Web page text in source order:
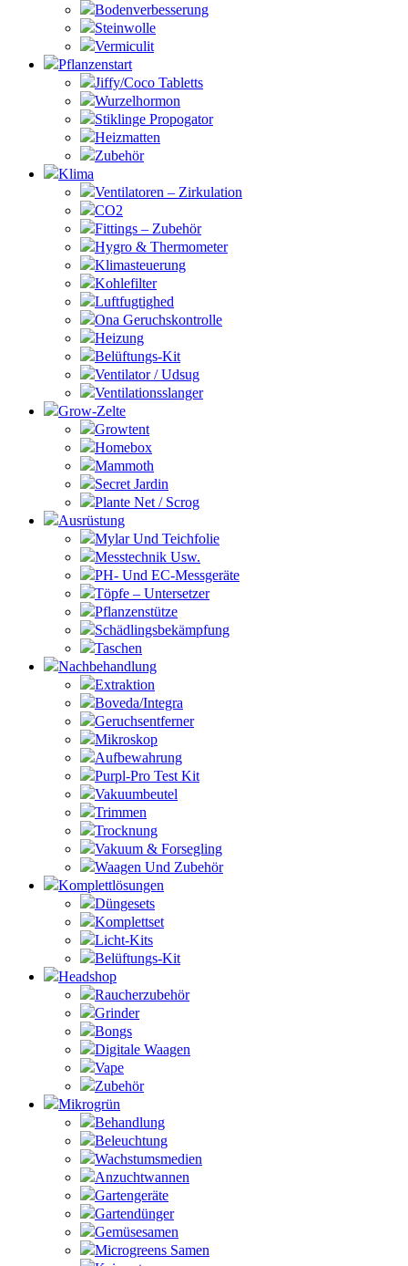
Bodenverbesserung
Steinwolle
Vermiculit
Pflanzenstart
Jiffy/Coco Tabletts
Wurzelhormon
Stiklinge Propogator
Heizmatten
Zubehör
Klima
Ventilatoren – Zirkulation
CO2
Fittings – Zubehör
Hygro & Thermometer
Klimasteuerung
Kohlefilter
Luftfugtighed
Ona Geruchskontrolle
Heizung
Belüftungs-Kit
Ventilator / Udsug
Ventilationsslanger
Grow-Zelte
Growtent
Homebox
Mammoth
Secret Jardin
Plante Net / Scrog
Ausrüstung
Mylar Und Teichfolie
Messtechnik Usw.
PH- Und EC-Messgeräte
Töpfe – Untersetzer
Pflanzenstütze
Schädlingsbekämpfung
Taschen
Nachbehandlung
Extraktion
Boveda/Integra
Geruchsentferner
Mikroskop
Aufbewahrung
Purpl-Pro Test Kit
Vakuumbeutel
Trimmen
Trocknung
Vakuum & Forsegling
Waagen Und Zubehör
Komplettlösungen
Düngesets
Komplettset
Licht-Kits
Belüftungs-Kit
Headshop
Raucherzubehör
Grinder
Bongs
Digitale Waagen
Vape
Zubehör
Mikrogrün
Behandlung
Beleuchtung
Wachstumsmedien
Anzuchtwannen
Gartengeräte
Gartendünger
Gemüsesamen
Microgreens Samen